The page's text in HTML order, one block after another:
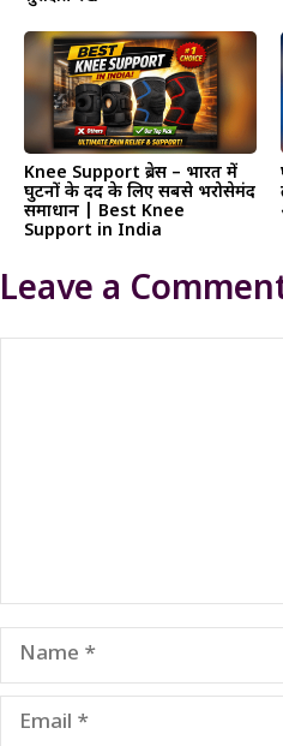
Knee Support ब्रेस – भारत में
घुटनों के दर्द के लिए सबसे भरोसेमंद
समाधान | Best Knee
Support in India
Leave a
Name
Email